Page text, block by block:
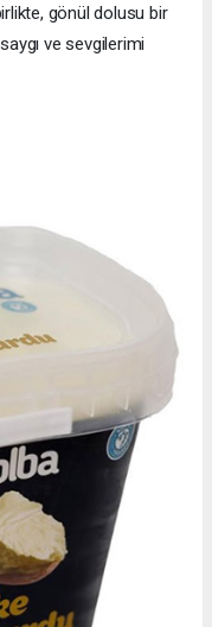
gönül dolusu bir
ve sevgilerimi